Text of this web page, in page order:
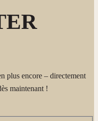
plus encore – directement
maintenant !